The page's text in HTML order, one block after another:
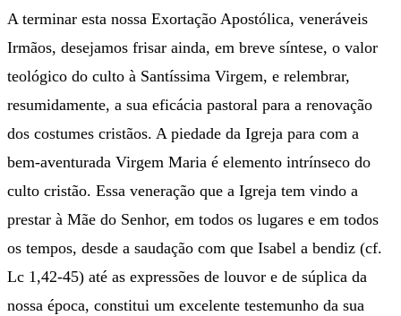
A terminar esta nossa Exortação Apostólica, veneráveis
Irmãos, desejamos frisar ainda, em breve síntese, o valor
teológico do culto à Santíssima Virgem, e relembrar,
resumidamente, a sua eficácia pastoral para a renovação
dos costumes cristãos. A piedade da Igreja para com a
bem-aventurada Virgem Maria é elemento intrínseco do
culto cristão. Essa veneração que a Igreja tem vindo a
prestar à Mãe do Senhor, em todos os lugares e em todos
os tempos, desde a saudação com que Isabel a bendiz (cf.
Lc 1,42-45) até as expressões de louvor e de súplica da
nossa época, constitui um excelente testemunho da sua